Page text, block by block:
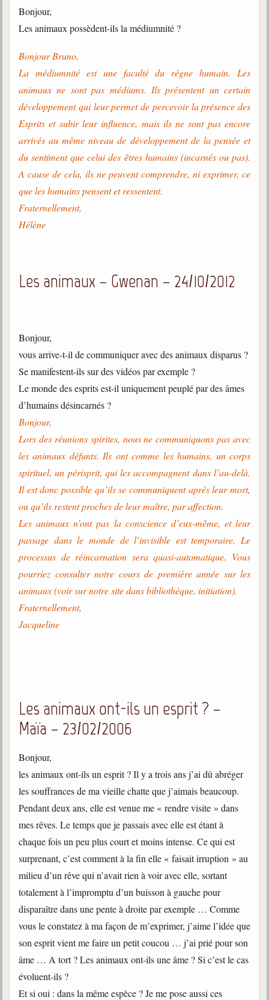
Bonjour,
Les animaux possèdent-ils la médiumnité ?
Bonjour Bruno,
La médiumnité est une faculté du règne humain. Les
animaux ne sont pas médiums. Ils présentent un certain
développement qui leur permet de percevoir la présence des
Esprits et subir leur influence, mais ils ne sont pas encore
arrivés au même niveau de développement de la pensée et
du sentiment que celui des êtres humains (incarnés ou pas).
A cause de cela, ils ne peuvent comprendre, ni exprimer, ce
que les humains pensent et ressentent.
Fraternellement,
Hélène
Les animaux – Gwenan – 24/10/2012
Bonjour,
vous arrive-t-il de communiquer avec des animaux disparus ?
Se manifestent-ils sur des vidéos par exemple ?
Le monde des esprits est-il uniquement peuplé par des âmes
d’humains désincarnés ?
Bonjour,
Lors des réunions spirites, nous ne communiquons pas avec
les animaux défunts. Ils ont comme les humains, un corps
spirituel, un périsprit, qui les accompagnent dans l’au-delà.
Il est donc possible qu’ils se communiquent après leur mort,
ou qu’ils restent proches de leur maître, par affection.
Les animaux n’ont pas la conscience d’eux-même, et leur
passage dans le monde de l’invisible est temporaire. Le
processus de réincarnation sera quasi-automatique. Vous
pourriez consulter notre cours de première année sur les
animaux (voir sur notre site dans bibliothèque, initiation).
Fraternellement,
Jacqueline
Les animaux ont-ils un esprit ? –
Maïa – 23/02/2006
Bonjour,
les animaux ont-ils un esprit ? Il y a trois ans j’ai dû abréger
les souffrances de ma vieille chatte que j’aimais beaucoup.
Pendant deux ans, elle est venue me « rendre visite » dans
mes rêves. Le temps que je passais avec elle est étant à
chaque fois un peu plus court et moins intense. Ce qui est
surprenant, c’est comment à la fin elle « faisait irruption » au
milieu d’un rêve qui n’avait rien à voir avec elle, sortant
totalement à l’impromptu d’un buisson à gauche pour
disparaître dans une pente à droite par exemple … Comme
vous le constatez à ma façon de m’exprimer, j’aime l’idée que
son esprit vient me faire un petit coucou … j’ai prié pour son
âme … A tort ? Les animaux ont-ils une âme ? Si c’est le cas
évoluent-ils ?
Et si oui : dans la même espèce ? Je me pose aussi ces